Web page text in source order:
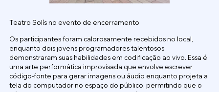
Teatro Solís no evento de encerramento
Os participantes foram calorosamente recebidos no local,
enquanto dois jovens programadores talentosos
demonstraram suas habilidades em codificação ao vivo. Essa é
uma arte performática improvisada que envolve escrever
código-fonte para gerar imagens ou áudio enquanto projeta a
tela do computador no espaço do público, permitindo que o